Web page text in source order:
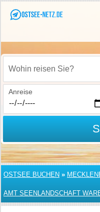
Wohin reisen Sie?
Anreise
OSTSEE BUCHEN »
AMT SEENLANDSCHAFT